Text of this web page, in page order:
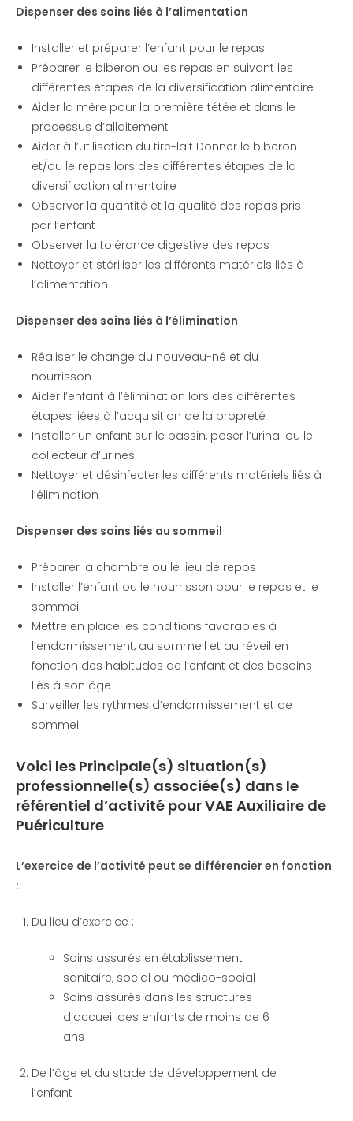
Dispenser des soins liés à l’alimentation
Installer et préparer l’enfant pour le repas
Préparer le biberon ou les repas en suivant les
différentes étapes de la diversification alimentaire
Aider la mère pour la première tétée et dans le
processus d’allaitement
Aider à l’utilisation du tire-lait Donner le biberon
et/ou le repas lors des différentes étapes de la
diversification alimentaire
Observer la quantité et la qualité des repas pris
par l’enfant
Observer la tolérance digestive des repas
Nettoyer et stériliser les différents matériels liés à
l’alimentation
Dispenser des soins liés à l’élimination
Réaliser le change du nouveau-né et du
nourrisson
Aider l’enfant à l’élimination lors des différentes
étapes liées à l’acquisition de la propreté
Installer un enfant sur le bassin, poser l’urinal ou le
collecteur d’urines
Nettoyer et désinfecter les différents matériels liés à
l’élimination
Dispenser des soins liés au sommeil
Préparer la chambre ou le lieu de repos
Installer l’enfant ou le nourrisson pour le repos et le
sommeil
Mettre en place les conditions favorables à
l’endormissement, au sommeil et au réveil en
fonction des habitudes de l’enfant et des besoins
liés à son âge
Surveiller les rythmes d’endormissement et de
sommeil
Voici les Principale(s) situation(s)
professionnelle(s) associée(s) dans le
référentiel d’activité pour VAE Auxiliaire de
Puériculture
L’exercice de l’activité peut se différencier en fonction
:
Du lieu d’exercice :
Soins assurés en établissement
sanitaire, social ou médico-social
Soins assurés dans les structures
d’accueil des enfants de moins de 6
ans
De l’âge et du stade de développement de
l’enfant